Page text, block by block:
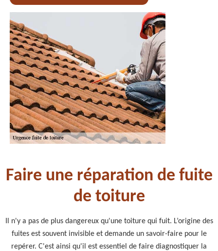
Faire une réparation de fuite
de toiture
Il n'y a pas de plus dangereux qu'une toiture qui fuit. L’origine des
fuites est souvent invisible et demande un savoir-faire pour le
repérer. C'est ainsi qu'il est essentiel de faire diagnostiquer la